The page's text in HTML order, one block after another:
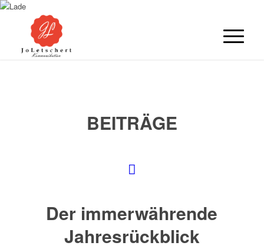
BEITRÄGE
Der immerwährende
Jahresrückblick